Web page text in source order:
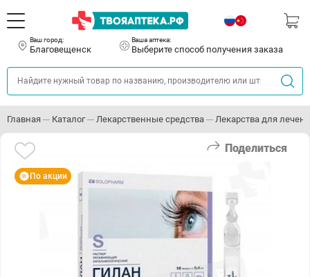
Ваш город:
Благовещенск
Ваша аптека:
Выберите способ получения заказа
Главная Каталог Лекарственные средства Лекарства для
Поделиться
По акции